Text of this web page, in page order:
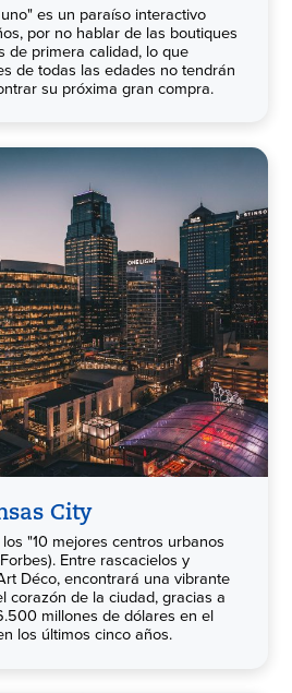
es un paraíso interactivo
por no hablar de las boutiques
de primera calidad, lo que
de todas las edades no tendrán
su próxima gran compra.
City
"10 mejores centros urbanos
Entre rascacielos y
Déco, encontrará una vibrante
corazón de la ciudad, gracias a
millones de dólares en el
los últimos cinco años.